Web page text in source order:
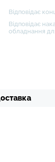
Відповідає
Відповідає
обладнання